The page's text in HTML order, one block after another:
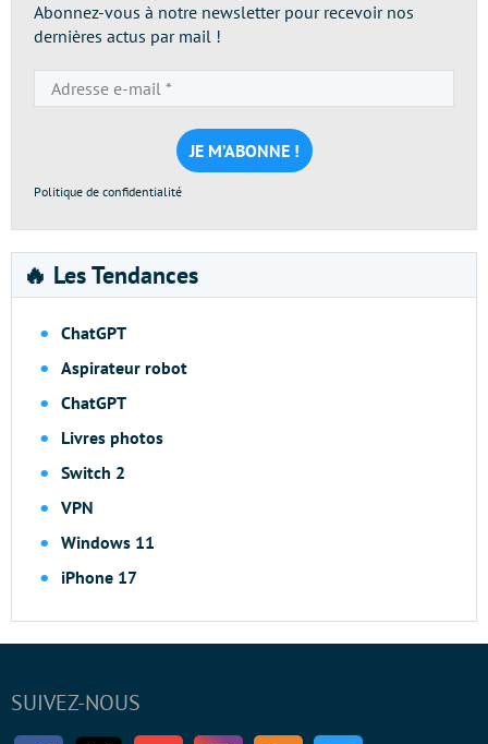
Abonnez-vous à notre newsletter pour recevoir nos
dernières actus par mail !
e-
mail
*
Politique de confidentialité
🔥 Les Tendances
ChatGPT
Aspirateur robot
ChatGPT
Livres photos
Switch 2
VPN
Windows 11
iPhone 17
SUIVEZ-NOUS